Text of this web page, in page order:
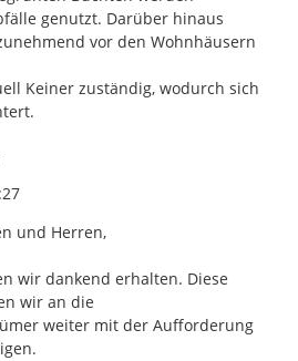
genutzt. Darüber hinaus
vor den Wohnhäusern
Keiner zuständig, wodurch sich
und Herren,
wir dankend erhalten. Diese
wir an die
weiter mit der Aufforderung